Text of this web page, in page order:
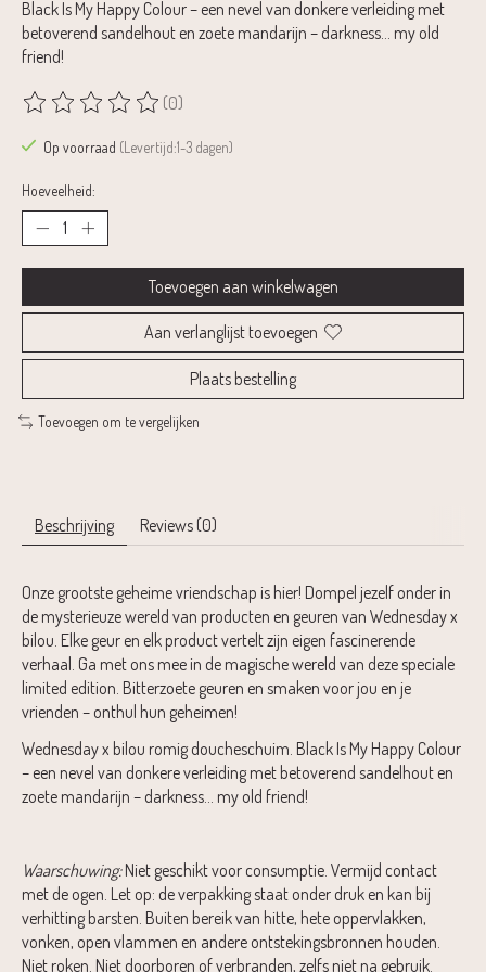
Black Is My Happy Colour – een nevel van donkere verleiding met
betoverend sandelhout en zoete mandarijn – darkness… my old
friend!
De beoordeling van dit product is
(0)
Op voorraad (Levertijd:1-3 dagen)
Hoeveelheid:
Toevoegen aan winkelwagen
Aan verlanglijst toevoegen
Plaats bestelling
Toevoegen om te vergelijken
Beschrijving Reviews (0)
Onze grootste geheime vriendschap is hier! Dompel jezelf onder in
de mysterieuze wereld van producten en geuren van Wednesday x
bilou. Elke geur en elk product vertelt zijn eigen fascinerende
verhaal. Ga met ons mee in de magische wereld van deze speciale
limited edition. Bitterzoete geuren en smaken voor jou en je
vrienden – onthul hun geheimen!
Wednesday x bilou romig doucheschuim. Black Is My Happy Colour
– een nevel van donkere verleiding met betoverend sandelhout en
zoete mandarijn – darkness… my old friend!
Waarschuwing:Niet geschikt voor consumptie. Vermijd contact
met de ogen. Let op: de verpakking staat onder druk en kan bij
verhitting barsten. Buiten bereik van hitte, hete oppervlakken,
vonken, open vlammen en andere ontstekingsbronnen houden.
Niet roken. Niet doorboren of verbranden, zelfs niet na gebruik.